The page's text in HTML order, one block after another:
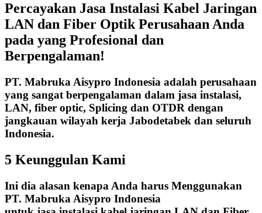
Percayakan Jasa Instalasi Kabel Jaringan
LAN dan Fiber Optik Perusahaan Anda
pada yang Profesional dan
Berpengalaman!
PT. Mabruka Aisypro Indonesia adalah perusahaan
yang sangat berpengalaman dalam jasa instalasi,
LAN, fiber optic, Splicing dan OTDR dengan
jangkauan wilayah kerja Jabodetabek dan seluruh
Indonesia.
5 Keunggulan Kami
Ini dia alasan kenapa Anda harus Menggunakan
PT. Mabruka Aisypro Indonesia